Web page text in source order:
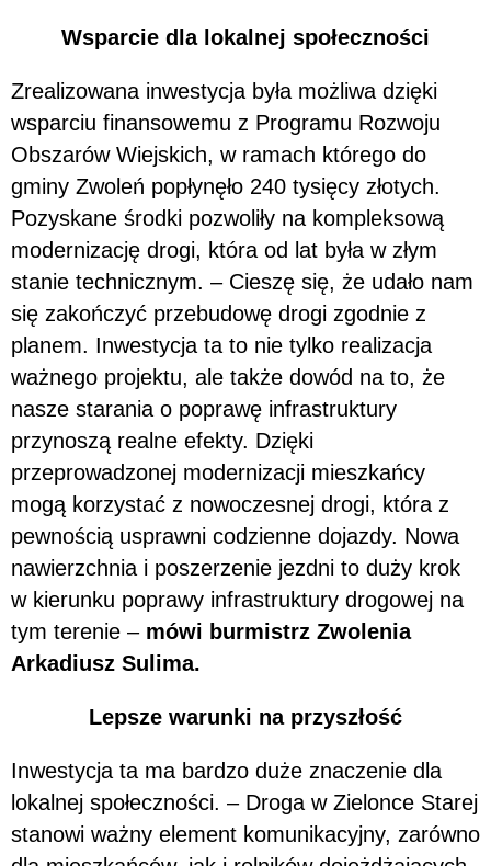
Wsparcie dla lokalnej społeczności
Zrealizowana inwestycja była możliwa dzięki
wsparciu finansowemu z Programu Rozwoju
Obszarów Wiejskich, w ramach którego do
gminy Zwoleń popłynęło 240 tysięcy złotych.
Pozyskane środki pozwoliły na kompleksową
modernizację drogi, która od lat była w złym
stanie technicznym. – Cieszę się, że udało nam
się zakończyć przebudowę drogi zgodnie z
planem. Inwestycja ta to nie tylko realizacja
ważnego projektu, ale także dowód na to, że
nasze starania o poprawę infrastruktury
przynoszą realne efekty. Dzięki
przeprowadzonej modernizacji mieszkańcy
mogą korzystać z nowoczesnej drogi, która z
pewnością usprawni codzienne dojazdy. Nowa
nawierzchnia i poszerzenie jezdni to duży krok
w kierunku poprawy infrastruktury drogowej na
tym terenie – mówi burmistrz Zwolenia
Arkadiusz Sulima.
Lepsze warunki na przyszłość
Inwestycja ta ma bardzo duże znaczenie dla
lokalnej społeczności. – Droga w Zielonce Starej
stanowi ważny element komunikacyjny, zarówno